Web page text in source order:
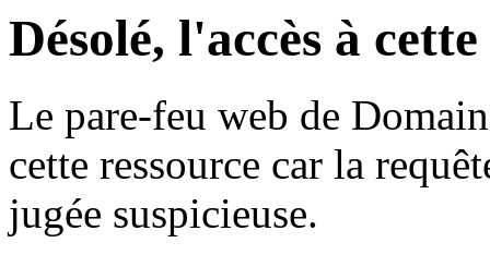
Désolé, l'accès à
Le pare-feu web de
cette ressource car la
jugée suspicieuse.